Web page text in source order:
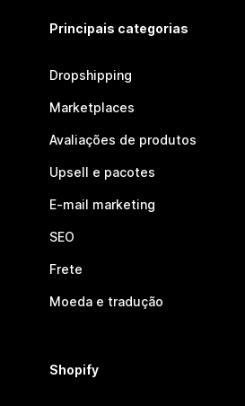
Principais categorias
Dropshipping
Marketplaces
Avaliações de produtos
Upsell e pacotes
E-mail marketing
SEO
Frete
Moeda e tradução
Shopify